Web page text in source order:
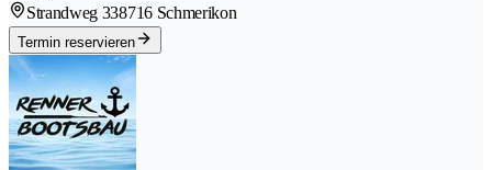
Strandweg 338716 Schmerikon
Termin reservieren